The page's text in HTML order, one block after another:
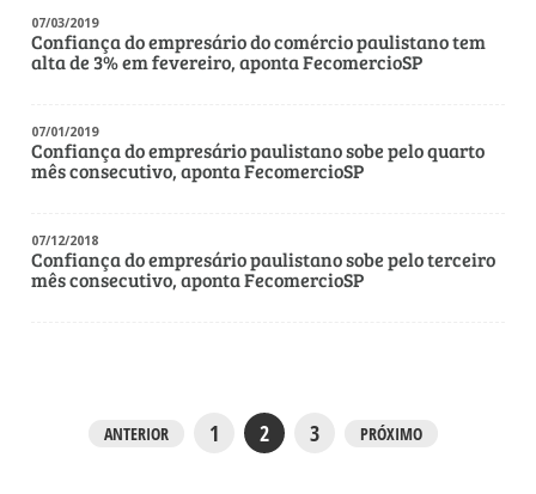
07/03/2019
Confiança do empresário do comércio paulistano tem
alta de 3% em fevereiro, aponta FecomercioSP
07/01/2019
Confiança do empresário paulistano sobe pelo quarto
mês consecutivo, aponta FecomercioSP
07/12/2018
Confiança do empresário paulistano sobe pelo terceiro
mês consecutivo, aponta FecomercioSP
ANTERIOR 1 2 3 PRÓXIMO